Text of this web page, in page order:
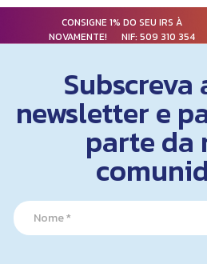
CONSIGNE 1% DO SEU IRS À
NOVAMENTE! NIF:509 310 354
Subscreva
newsletter e
parte da
N
a
m